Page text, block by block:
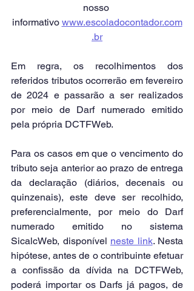
nosso
informativo www.escoladocontador.com
.br
Em regra, os recolhimentos dos
referidos tributos ocorrerão em fevereiro
de 2024 e passarão a ser realizados
por meio de Darf numerado emitido
pela própria DCTFWeb.
Para os casos em que o vencimento do
tributo seja anterior ao prazo de entrega
da declaração (diários, decenais ou
quinzenais), este deve ser recolhido,
preferencialmente, por meio do Darf
numerado emitido no sistema
SicalcWeb, disponível neste link. Nesta
hipótese, antes de o contribuinte efetuar
a confissão da dívida na DCTFWeb,
poderá importar os Darfs já pagos, de